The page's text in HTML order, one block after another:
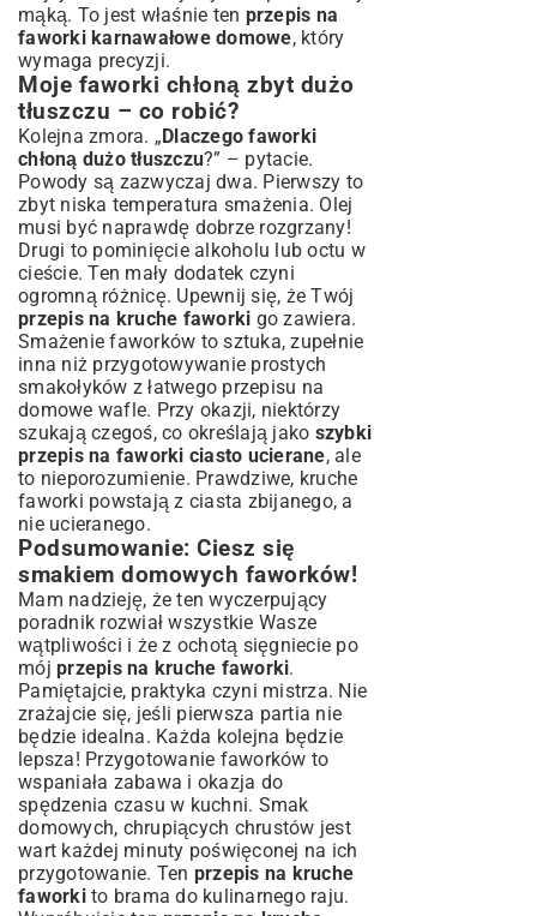
mąką. To jest właśnie ten przepis na
faworki karnawałowe domowe, który
wymaga precyzji.
Moje faworki chłoną zbyt dużo
tłuszczu – co robić?
Kolejna zmora. „Dlaczego faworki
chłoną dużo tłuszczu?” – pytacie.
Powody są zazwyczaj dwa. Pierwszy to
zbyt niska temperatura smażenia. Olej
musi być naprawdę dobrze rozgrzany!
Drugi to pominięcie alkoholu lub octu w
cieście. Ten mały dodatek czyni
ogromną różnicę. Upewnij się, że Twój
przepis na kruche faworki go zawiera.
Smażenie faworków to sztuka, zupełnie
inna niż przygotowywanie prostych
smakołyków złatwego przepisu na
domowe wafle. Przy okazji, niektórzy
szukają czegoś, co określają jako szybki
przepis na faworki ciasto ucierane, ale
to nieporozumienie. Prawdziwe, kruche
faworki powstają z ciasta zbijanego, a
nie ucieranego.
Podsumowanie: Ciesz się
smakiem domowych faworków!
Mam nadzieję, że ten wyczerpujący
poradnik rozwiał wszystkie Wasze
wątpliwości i że z ochotą sięgniecie po
mój przepis na kruche faworki.
Pamiętajcie, praktyka czyni mistrza. Nie
zrażajcie się, jeśli pierwsza partia nie
będzie idealna. Każda kolejna będzie
lepsza! Przygotowanie faworków to
wspaniała zabawa i okazja do
spędzenia czasu w kuchni. Smak
domowych, chrupiących chrustów jest
wart każdej minuty poświęconej na ich
przygotowanie. Ten przepis na kruche
faworkito brama do kulinarnego raju.